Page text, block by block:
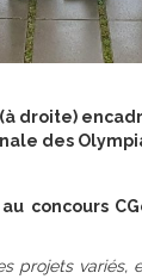
droite)
des
concours
projets variés,